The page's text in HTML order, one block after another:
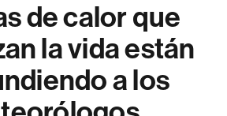
de calor que
la vida están
a los